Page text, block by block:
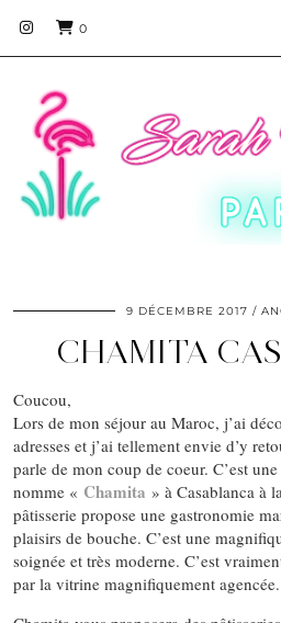
0
9 DÉCEMBRE 2017
CHAMITA
Coucou,
Lors de mon séjour au Maroc, j’ai
adresses et j’ai tellement envie d’y
parle de mon coup de coeur. C’est
nomme « Chamita » à Casablanca à
pâtisserie propose une gastronomie
plaisirs de bouche. C’est une
soignée et très moderne. C’est
par la vitrine magnifiquement agencée.